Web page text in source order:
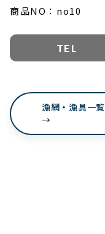
商品NO：no10
TEL
漁網・漁具一覧
→